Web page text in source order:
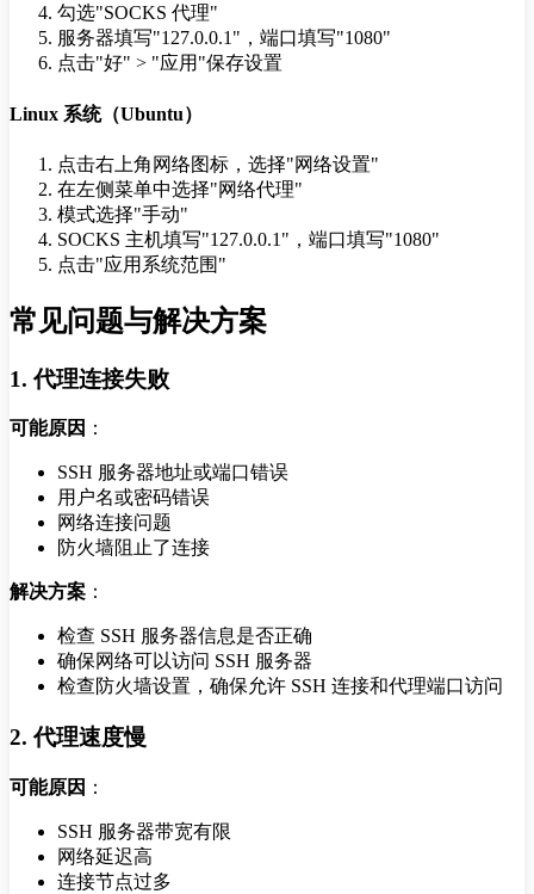
勾选"SOCKS 代理"
服务器填写"127.0.0.1"，端口填写"1080"
点击"好" > "应用"保存设置
Linux 系统（Ubuntu）
点击右上角网络图标，选择"网络设置"
在左侧菜单中选择"网络代理"
模式选择"手动"
SOCKS 主机填写"127.0.0.1"，端口填写"1080"
点击"应用系统范围"
常见问题与解决方案
1. 代理连接失败
可能原因 ：
SSH 服务器地址或端口错误
用户名或密码错误
网络连接问题
防火墙阻止了连接
解决方案 ：
检查 SSH 服务器信息是否正确
确保网络可以访问 SSH 服务器
检查防火墙设置，确保允许 SSH 连接和代理端口访问
2. 代理速度慢
可能原因 ：
SSH 服务器带宽有限
网络延迟高
连接节点过多